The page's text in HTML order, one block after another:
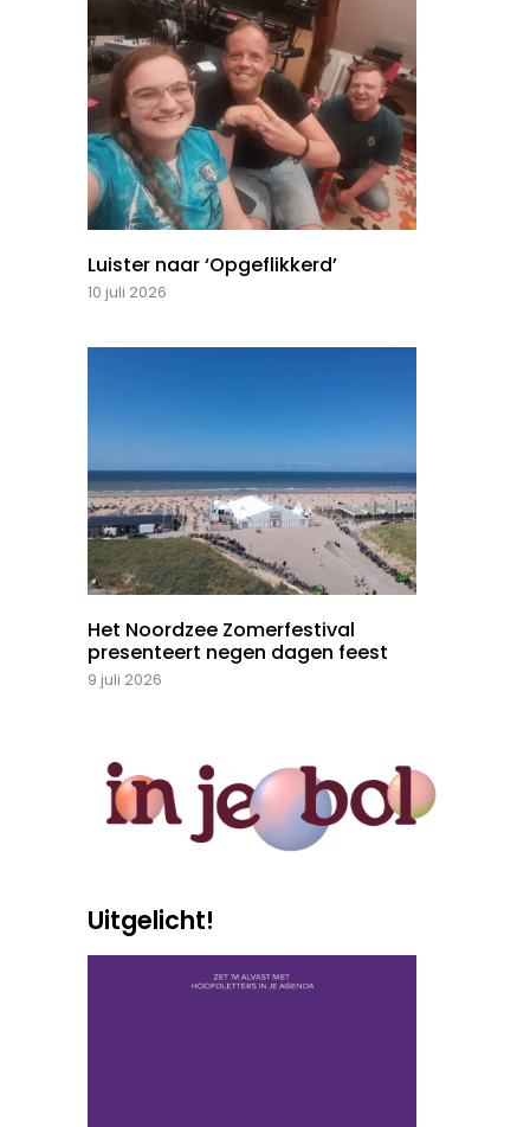
Luister naar ‘Opgeflikkerd’
10 juli 2026
Het Noordzee Zomerfestival
presenteert negen dagen feest
9 juli 2026
Uitgelicht!